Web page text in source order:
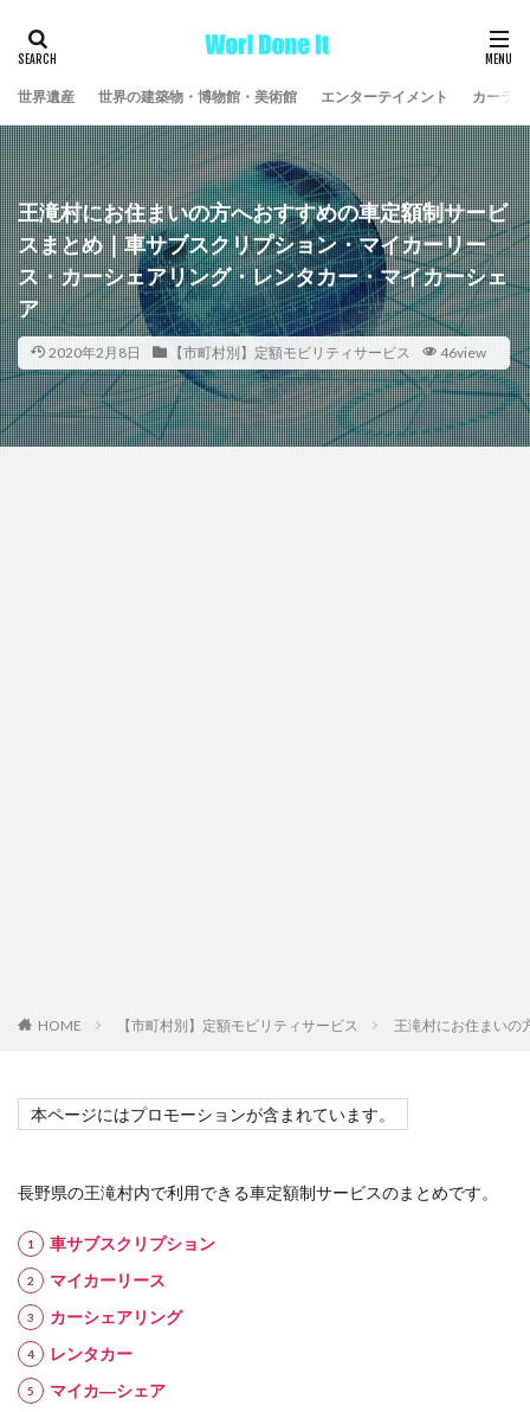
世界遺産 世界の建築物・博物館・美術館 エンターテイメント カーラ
王滝村にお住まいの方へおすすめの車定額制サービ
スまとめ｜車サブスクリプション・マイカーリー
ス・カーシェアリング・レンタカー・マイカーシェ
ア
2020年2月8日 【市町村別】定額モビリティサービス 46view
HOME 【市町村別】定額モビリティサービス 王滝村にお住まいの
本ページにはプロモーションが含まれています。
長野県の王滝村内で利用できる車定額制サービスのまとめです。
車サブスクリプション
マイカーリース
カーシェアリング
レンタカー
マイカ―シェア